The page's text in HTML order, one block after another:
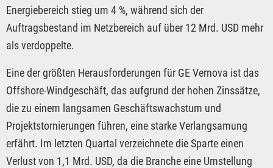
Energiebereich stieg um 4 %, während sich der
Auftragsbestand im Netzbereich auf über 12 Mrd. USD mehr
als verdoppelte.
Eine der größten Herausforderungen für GE Vernova ist das
Offshore-Windgeschäft, das aufgrund der hohen Zinssätze,
die zu einem langsamen Geschäftswachstum und
Projektstornierungen führen, eine starke Verlangsamung
erfährt. Im letzten Quartal verzeichnete die Sparte einen
Verlust von 1,1 Mrd. USD, da die Branche eine Umstellung